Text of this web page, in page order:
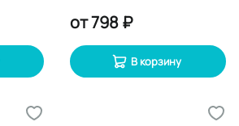
от798 ₽
В корзину